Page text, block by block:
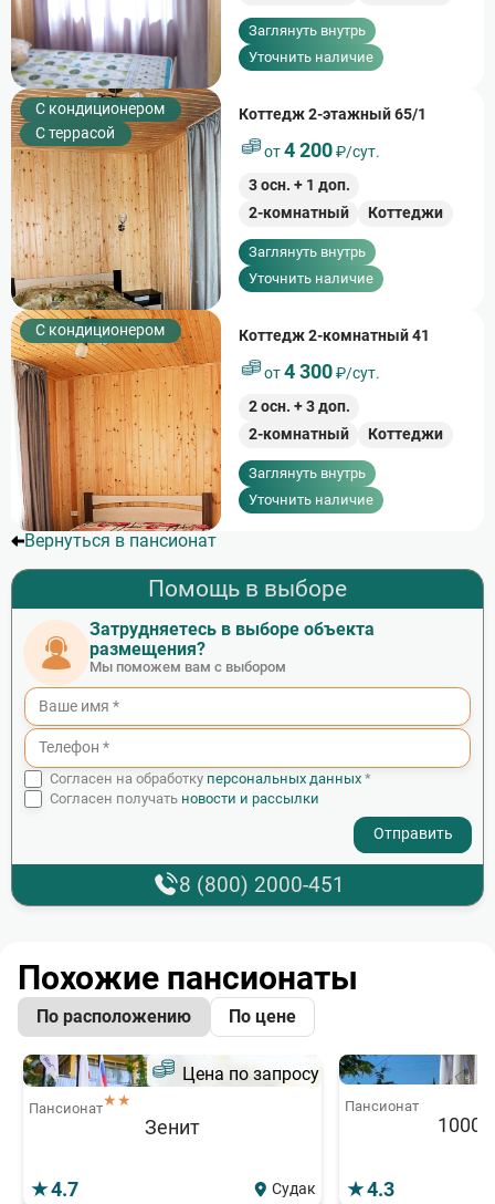
Заглянуть внутрь
Уточнить наличие
С кондиционером
С террасой
Коттедж 2-этажный 65/1
от4 200₽/сут.
3осн. + 1 доп.
2-комнатный
Коттеджи
Заглянуть внутрь
Уточнить наличие
С кондиционером
Коттедж 2-комнатный 41
от4 300₽/сут.
2осн. +3доп.
2-комнатный
Коттеджи
Заглянуть внутрь
Уточнить наличие
Вернуться в пансионат
Помощь в выборе
Затрудняетесь в выборе объекта
размещения?
Мы поможем вам с выбором
Согласен на обработку персональных данных *
Согласен получать новости и рассылки
8 (800) 2000-451
Похожие пансионаты
По расположению По цене
Цена по запросу
Пансионат★★
Зенит
4.7 Судак
Пансионат
1000
4.3